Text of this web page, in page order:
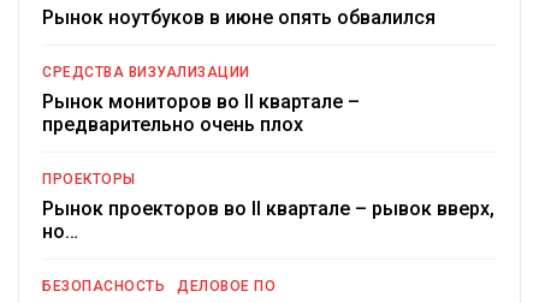
Рынок ноутбуков в июне опять обвалился
СРЕДСТВА ВИЗУАЛИЗАЦИИ
Рынок мониторов во II квартале –
предварительно очень плох
ПРОЕКТОРЫ
Рынок проекторов во II квартале – рывок вверх,
но…
БЕЗОПАСНОСТЬ ДЕЛОВОЕ ПО